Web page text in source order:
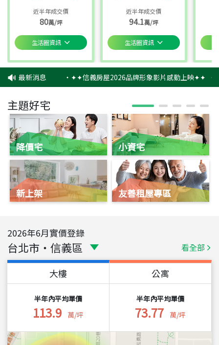
近半年成交價
80萬/坪
生活圈資訊
近半年成交價
94.1萬/坪
生活圈資訊
最新消息 ‧✦✦信義房屋2026品牌形象影片感動上映✦✦ ‧
主題好宅
降價宅
新上架
小資宅
友善租屋專區
2026年6月實價登錄
台北市 ・ 信義區 看全部
大樓
半年內平均單價
113.9 萬/坪
公寓
半年內平均單價
73.77 萬/坪